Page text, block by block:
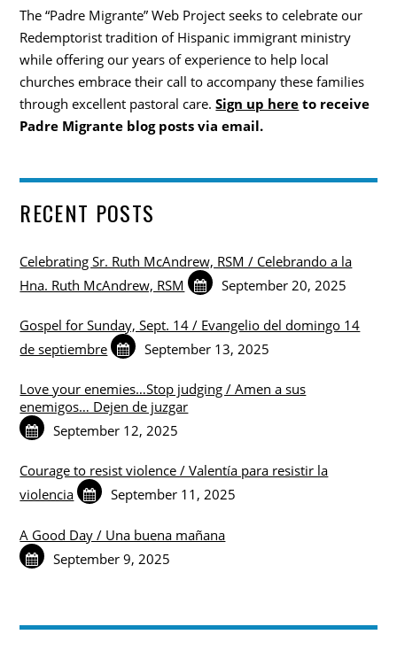
The “Padre Migrante” Web Project seeks to celebrate our
Redemptorist tradition of Hispanic immigrant ministry
while offering our years of experience to help local
churches embrace their call to accompany these families
through excellent pastoral care. Sign up here to receive
Padre Migrante blog posts via email.
RECENT POSTS
Celebrating Sr. Ruth McAndrew, RSM / Celebrando a la
Hna. Ruth McAndrew, RSM
September 20, 2025
Gospel for Sunday, Sept. 14 / Evangelio del domingo 14
de septiembre
September 13, 2025
Love your enemies…Stop judging / Amen a sus
enemigos… Dejen de juzgar
September 12, 2025
Courage to resist violence / Valentía para resistir la
violencia
September 11, 2025
A Good Day / Una buena mañana
September 9, 2025